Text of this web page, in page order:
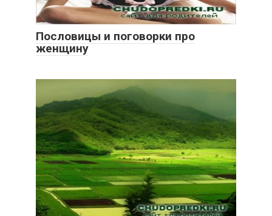
Пословицы и поговорки про
женщину